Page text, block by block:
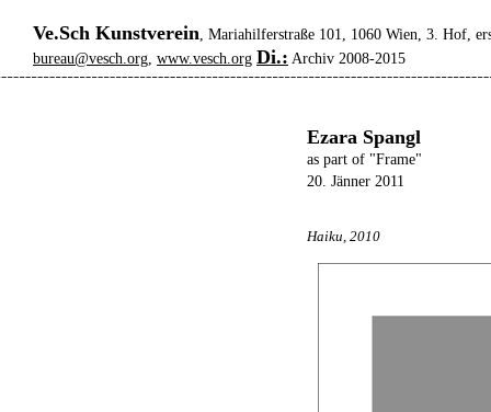
Ve.Sch Kunstverein, Mariahilferstraße 101, 1060 Wien, 3. Hof,
bureau@vesch.org, www.vesch.org Di.: Archiv 2008-2015
Ezara Spangl
as part of "Frame"
20. Jänner 2011
Haiku, 2010